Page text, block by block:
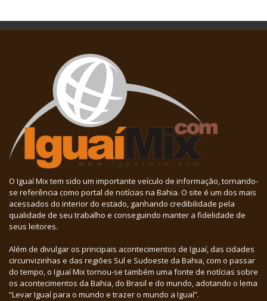
O Iguaí Mix tem sido um importante veículo de informação, tornando-
se referência como portal de notícias na Bahia. O site é um dos mais
acessados do interior do estado, ganhando credibilidade pela
qualidade de seu trabalho e conseguindo manter a fidelidade de
seus leitores.
Além de divulgar os principais acontecimentos de Iguaí, das cidades
circunvizinhas e das regiões Sul e Sudoeste da Bahia, com o passar
do tempo, o Iguaí Mix tornou-se também uma fonte de notícias sobre
os acontecimentos da Bahia, do Brasil e do mundo, adotando o lema
“Levar Iguaí para o mundo e trazer o mundo a Iguaí”.